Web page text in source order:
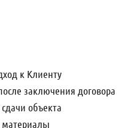
к Клиенту
заключения договора
объекта
материалы